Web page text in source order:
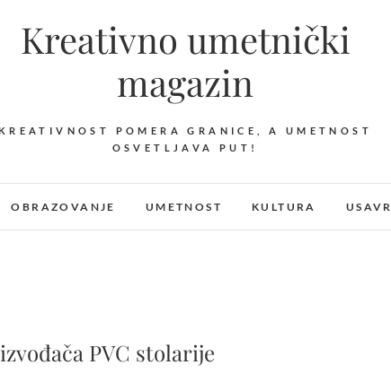
Kreativno umetnički
magazin
POMERA GRANICE, A UMETNOST
OSVETLJAVA PUT!
OBRAZOVANJE UMETNOST KULTURA
PVC stolarije